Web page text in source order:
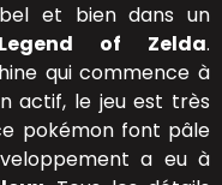
et bien dans un
of Zelda.
qui commence à
actif, le jeu est très
pokémon font pâle
a eu à